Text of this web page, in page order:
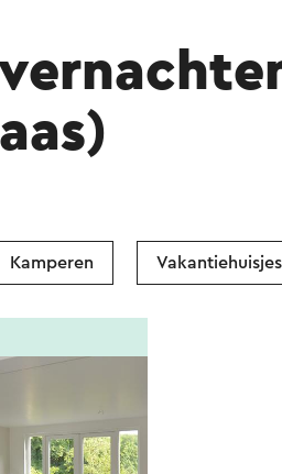
Kamperen Vakantiehuisjes